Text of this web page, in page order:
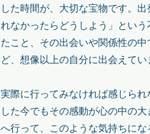
した時間が、大切な宝物です。
れなかったらどうしよう」とい
たこと、その出会いや関係性の
ど、想像以上の自分に出会えてい
実際に行ってみなければ感じら
した今でもその感動が心の中の
へ行って、このような気持ちに